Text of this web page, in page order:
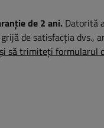
de 2 ani. Datorită
de satisfacția dvs.,
să trimiteți formularul